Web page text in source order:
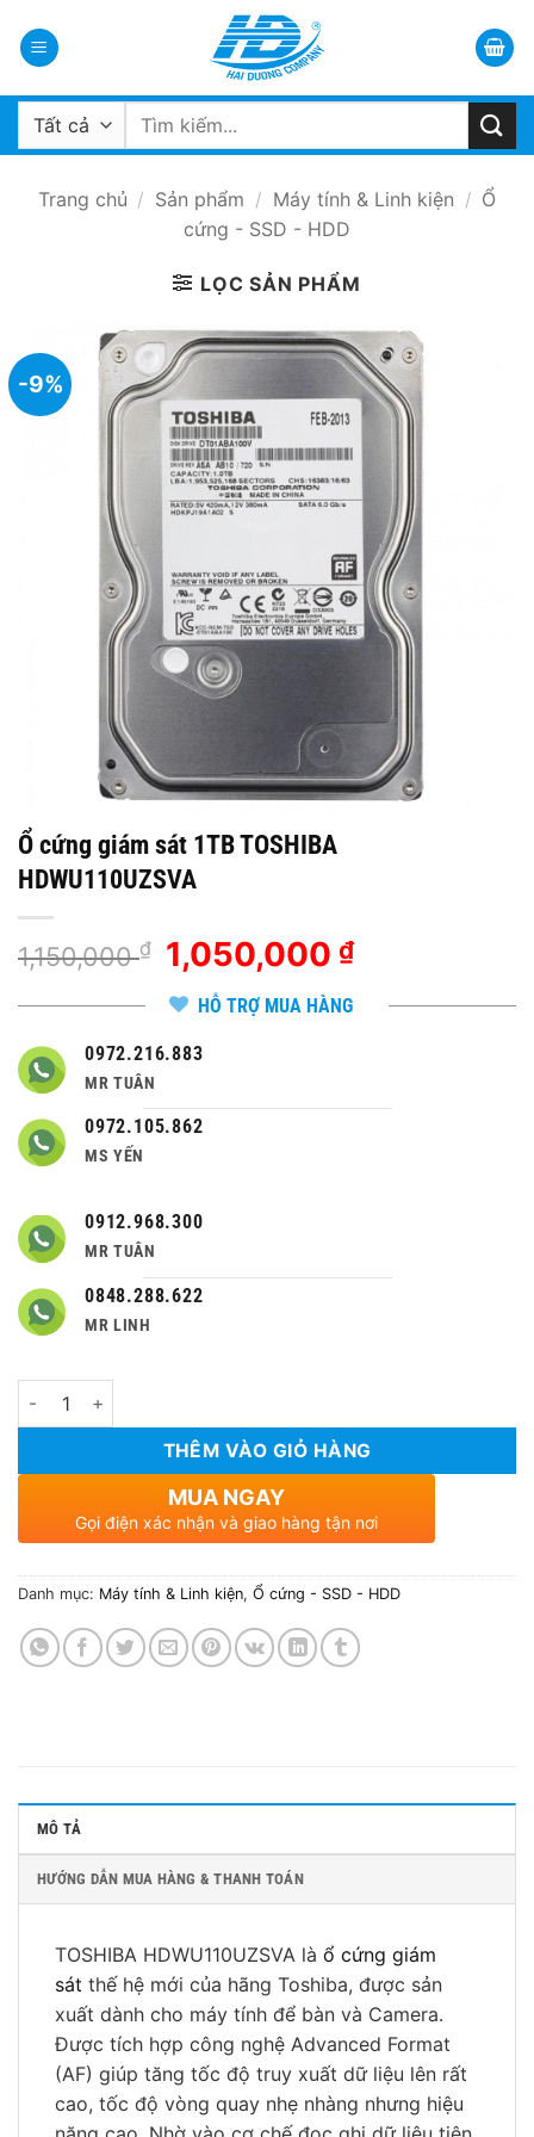
qua
dung
Tìm
Trang chủ / Sản phẩm / Máy tính & Linh kiện / Ổ
cứng - SSD - HDD
LỌC SẢN PHẨM
-9%
Ổ cứng giám sát 1TB TOSHIBA
HDWU110UZSVA
1,150,000₫
Giá
gốc
là:
1,150,000 ₫.
1,050,000₫Giá
tại
HỖ TRỢ MUA HÀNG
0972.216.883
MR TUÂN
0972.105.862
MS YẾN
0912.968.300
MR TUÂN
0848.288.622
MR LINH
Số lượng
THÊM VÀO GIỎ HÀNG
MUA NGAY
Gọi điện xác nhận và giao hàng tận nơi
Danh mục: Máy tính & Linh kiện, Ổ cứng - SSD - HDD
MÔ TẢ
HƯỚNG DẪN MUA HÀNG & THANH TOÁN
TOSHIBA HDWU110UZSVA là ổ cứng giám
sát thế hệ mới của hãng Toshiba, được sản
xuất dành cho máy tính để bàn và Camera.
Được tích hợp công nghệ Advanced Format
(AF) giúp tăng tốc độ truy xuất dữ liệu lên rất
cao, tốc độ vòng quay nhẹ nhàng nhưng hiệu